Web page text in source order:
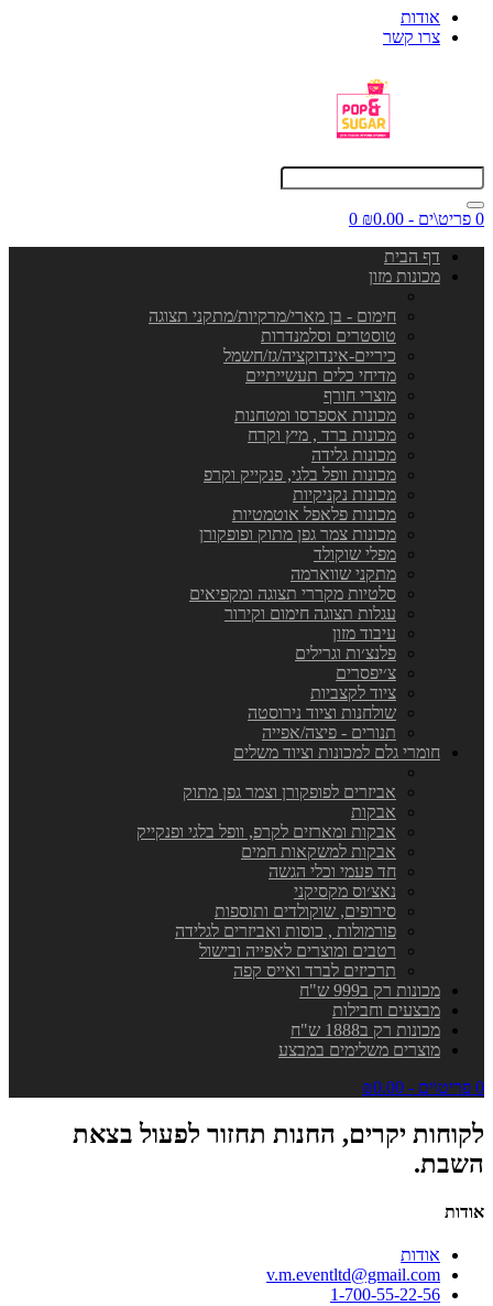
אודות
צרו קשר
0 פריט\ים - ₪0.00
0
דף הבית
מכונות מזון
חימום - בן מארי/מרקיות/מתקני תצוגה
טוסטרים וסלמנדרות
כיריים-אינדוקציה/גז/חשמל
מדיחי כלים תעשייתיים
מוצרי חורף
מכונות אספרסו ומטחנות
מכונות ברד , מיץ וקרח
מכונות גלידה
מכונות וופל בלגי, פנקייק וקרפ
מכונות נקניקיות
מכונות פלאפל אוטמטיות
מכונות צמר גפן מתוק ופופקורן
מפלי שוקולד
מתקני שווארמה
סלטיות מקררי תצוגה ומקפיאים
עגלות תצוגה חימום וקירור
עיבוד מזון
פלנצ׳ות וגרילים
צ׳יפסרים
ציוד לקצביות
שולחנות וציוד נירוסטה
תנורים - פיצה/אפייה
חומרי גלם למכונות וציוד משלים
אביזרים לפופקורן וצמר גפן מתוק
אבקות
אבקות ומארזים לקרפ, וופל בלגי ופנקייק
אבקות למשקאות חמים
חד פעמי וכלי הגשה
נאצ׳וס מקסיקני
סירופים, שוקולדים ותוספות
פורמולות , כוסות ואביזרים לגלידה
רטבים ומוצרים לאפייה ובישול
תרכיזים לברד ואייס קפה
מכונות רק ב999 ש"ח
מבצעים וחבילות
מכונות רק ב1888 ש"ח
מוצרים משלימים במבצע
0 פריט\ים - ₪0.00
לקוחות יקרים, החנות תחזור לפעול בצאת
השבת.
אודות
אודות
v.m.eventltd@gmail.com
1-700-55-22-56